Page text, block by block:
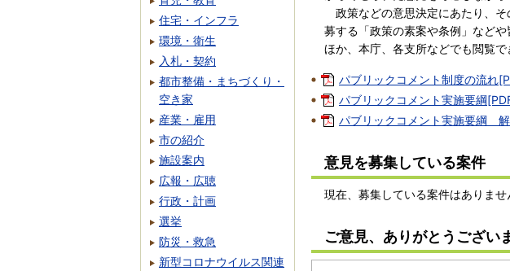
政策などの意思決定にあたり、そ
募する「政策の素案や条例」など
ほか、本庁、各支所などでも閲覧で
パブリックコメント制度の流れ
パブリックコメント実施要綱
パブリックコメント実施要綱
意見を募集している案件
現在、募集している案件はありませ
ご意見、ありがとうござい
住宅・インフラ
環境・衛生
入札・契約
都市整備・まちづくり・
空き家
産業・雇用
市の紹介
施設案内
広報・広聴
行政・計画
選挙
防災・救急
新型コロナウイルス関連